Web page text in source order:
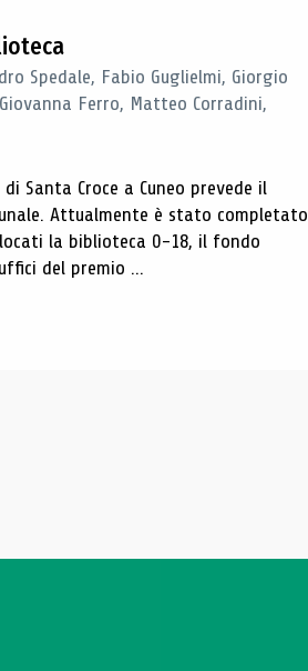
Spedale, Fabio Guglielmi, Giorgio
Ferro, Matteo Corradini,
Croce a Cuneo prevede il
Attualmente è stato completato
la biblioteca 0-18, il fondo
del premio ...